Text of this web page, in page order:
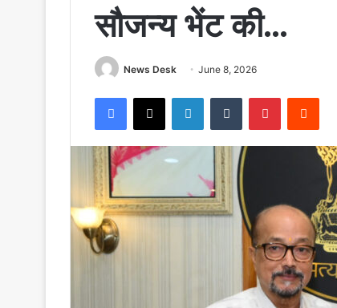
सौजन्य भेंट की…
News Desk June 8, 2026
Facebook
X LinkedInTumblr Pinterest